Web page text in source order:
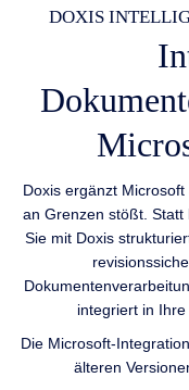
DOXIS
Doxis ergänzt
an Grenzen stößt. Statt
Sie mit Doxis
integriert in
Die Microsoft-
älteren